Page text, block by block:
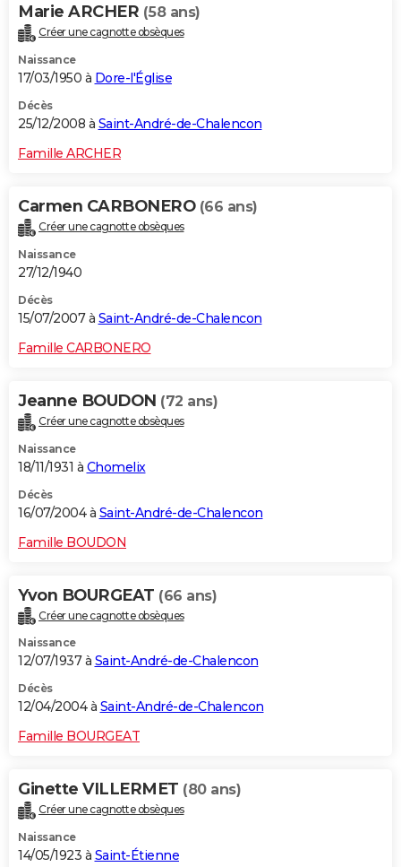
Marie ARCHER (58 ans)
Créer une cagnotte obsèques
Naissance
17/03/1950 à Dore-l'Église
Décès
25/12/2008 à Saint-André-de-Chalencon
Famille ARCHER
Carmen CARBONERO (66 ans)
Créer une cagnotte obsèques
Naissance
27/12/1940
Décès
15/07/2007 à Saint-André-de-Chalencon
Famille CARBONERO
Jeanne BOUDON (72 ans)
Créer une cagnotte obsèques
Naissance
18/11/1931 à Chomelix
Décès
16/07/2004 à Saint-André-de-Chalencon
Famille BOUDON
Yvon BOURGEAT (66 ans)
Créer une cagnotte obsèques
Naissance
12/07/1937 à Saint-André-de-Chalencon
Décès
12/04/2004 à Saint-André-de-Chalencon
Famille BOURGEAT
Ginette VILLERMET (80 ans)
Créer une cagnotte obsèques
Naissance
14/05/1923 à Saint-Étienne